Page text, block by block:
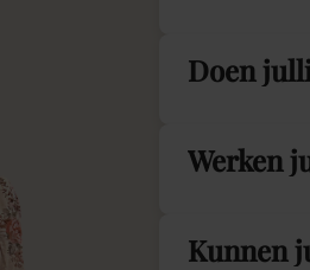
Doen
Werken
Kunnen